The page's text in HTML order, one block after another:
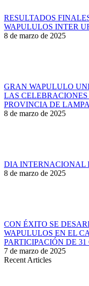
RESULTADOS
WAPULULOS INTER
8 de marzo de 2025
GRAN WAPULULO
LAS
PROVINCIA DE LAMPA
8 de marzo de 2025
DIA INTERNACIONAL
8 de marzo de 2025
CON ÉXITO SE
WAPULULOS EN EL
PARTICIPACIÓN DE
7 de marzo de 2025
Recent Articles